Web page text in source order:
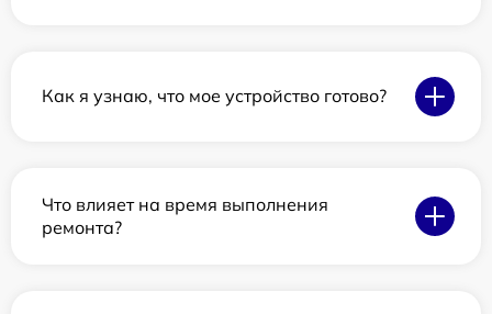
Как я узнаю, что мое устройство готово?
Что влияет на время выполнения
ремонта?